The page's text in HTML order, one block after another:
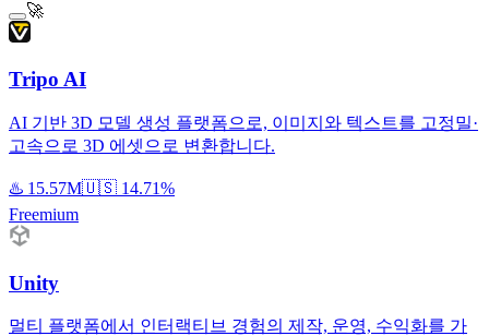
🚀
Tripo AI
AI 기반 3D 모델 생성 플랫폼으로, 이미지와 텍스트를 고정밀·
고속으로 3D 에셋으로 변환합니다.
♨️ 15.57M🇺🇸 14.71%
Freemium
Unity
멀티 플랫폼에서 인터랙티브 경험의 제작, 운영, 수익화를 가